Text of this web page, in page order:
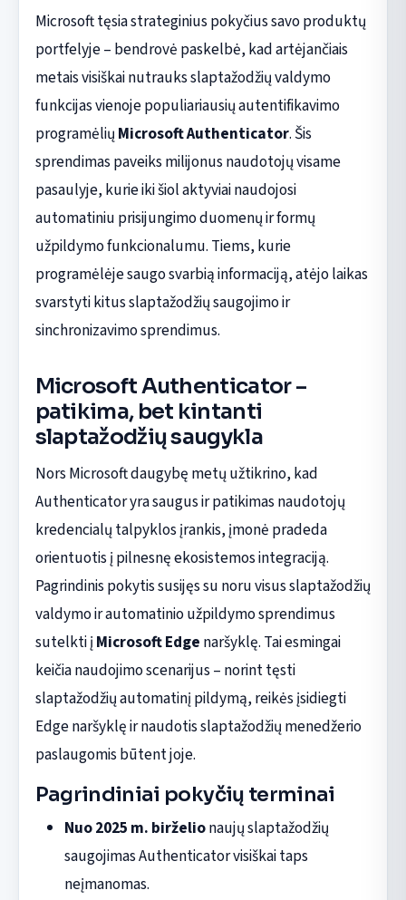
Microsoft tęsia strateginius pokyčius savo produktų
portfelyje – bendrovė paskelbė, kad artėjančiais
metais visiškai nutrauks slaptažodžių valdymo
funkcijas vienoje populiariausių autentifikavimo
programėlių Microsoft Authenticator. Šis
sprendimas paveiks milijonus naudotojų visame
pasaulyje, kurie iki šiol aktyviai naudojosi
automatiniu prisijungimo duomenų ir formų
užpildymo funkcionalumu. Tiems, kurie
programėlėje saugo svarbią informaciją, atėjo laikas
svarstyti kitus slaptažodžių saugojimo ir
sinchronizavimo sprendimus.
Microsoft Authenticator –
patikima, bet kintanti
slaptažodžių saugykla
Nors Microsoft daugybę metų užtikrino, kad
Authenticator yra saugus ir patikimas naudotojų
kredencialų talpyklos įrankis, įmonė pradeda
orientuotis į pilnesnę ekosistemos integraciją.
Pagrindinis pokytis susijęs su noru visus slaptažodžių
valdymo ir automatinio užpildymo sprendimus
sutelkti į Microsoft Edge naršyklę. Tai esmingai
keičia naudojimo scenarijus – norint tęsti
slaptažodžių automatinį pildymą, reikės įsidiegti
Edge naršyklę ir naudotis slaptažodžių menedžerio
paslaugomis būtent joje.
Pagrindiniai pokyčių terminai
Nuo 2025 m. birželionaujų slaptažodžių
saugojimas Authenticator visiškai taps
neįmanomas.